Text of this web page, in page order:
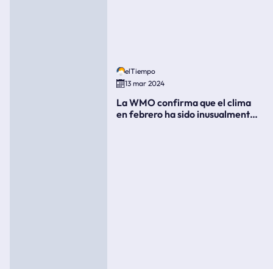
elTiempo
13 mar 2024
La WMO confirma que el clima
en febrero ha sido inusualmente